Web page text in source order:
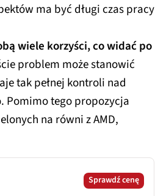
ma być długi czas pracy
wiele korzyści, co widać po
problem może stanowić
tak pełnej kontroli nad
Pomimo tego propozycja
na równi z AMD,
Sprawdź cenę